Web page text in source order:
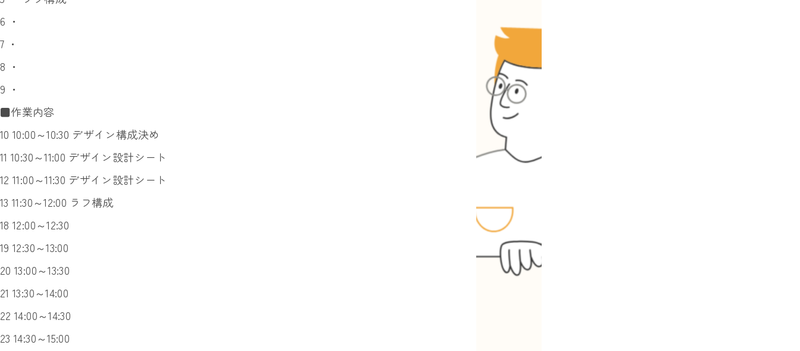
6 ・
7 ・
8 ・
9 ・
■作業内容
10 10:00～10:30 デザイン構成決め
11 10:30～11:00 デザイン設計シート
12 11:00～11:30 デザイン設計シート
13 11:30～12:00 ラフ構成
18 12:00～12:30
19 12:30～13:00
20 13:00～13:30
21 13:30～14:00
22 14:00～14:30
23 14:30～15:00